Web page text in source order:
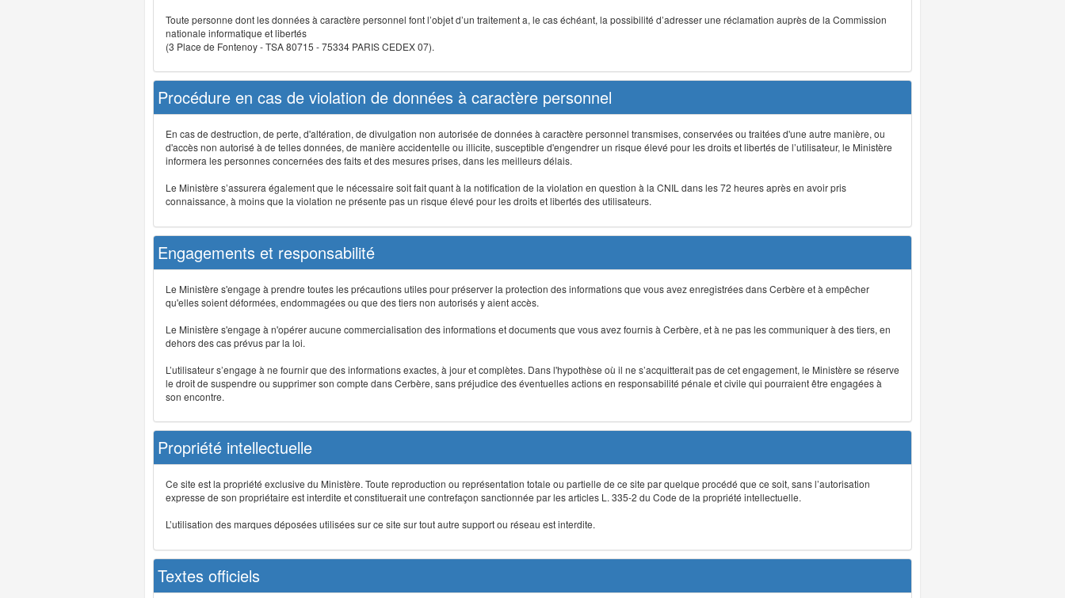
Toute personne dont les données à caractère personnel font l’objet d’un traitement a, le cas échéant, la possibilité d’adresser une réclamation auprès de la Commission
nationale informatique et libertés
(3 Place de Fontenoy - TSA 80715 - 75334 PARIS CEDEX 07).
Procédure en cas de violation de données à caractère personnel
En cas de destruction, de perte, d'altération, de divulgation non autorisée de données à caractère personnel transmises, conservées ou traitées d'une autre manière, ou
d'accès non autorisé à de telles données, de manière accidentelle ou illicite, susceptible d'engendrer un risque élevé pour les droits et libertés de l’utilisateur, le Ministère
informera les personnes concernées des faits et des mesures prises, dans les meilleurs délais.
Le Ministère s’assurera également que le nécessaire soit fait quant à la notification de la violation en question à la CNIL dans les 72 heures après en avoir pris
connaissance, à moins que la violation ne présente pas un risque élevé pour les droits et libertés des utilisateurs.
Engagements et responsabilité
Le Ministère s'engage à prendre toutes les précautions utiles pour préserver la protection des informations que vous avez enregistrées dans Cerbère et à empêcher
qu'elles soient déformées, endommagées ou que des tiers non autorisés y aient accès.
Le Ministère s'engage à n'opérer aucune commercialisation des informations et documents que vous avez fournis à Cerbère, et à ne pas les communiquer à des tiers, en
dehors des cas prévus par la loi.
L’utilisateur s’engage à ne fournir que des informations exactes, à jour et complètes. Dans l'hypothèse où il ne s’acquitterait pas de cet engagement, le Ministère se réserve
le droit de suspendre ou supprimer son compte dans Cerbère, sans préjudice des éventuelles actions en responsabilité pénale et civile qui pourraient être engagées à
son encontre.
Propriété intellectuelle
Ce site est la propriété exclusive du Ministère. Toute reproduction ou représentation totale ou partielle de ce site par quelque procédé que ce soit, sans l’autorisation
expresse de son propriétaire est interdite et constituerait une contrefaçon sanctionnée par les articles L. 335-2 du Code de la propriété intellectuelle.
L’utilisation des marques déposées utilisées sur ce site sur tout autre support ou réseau est interdite.
Textes officiels